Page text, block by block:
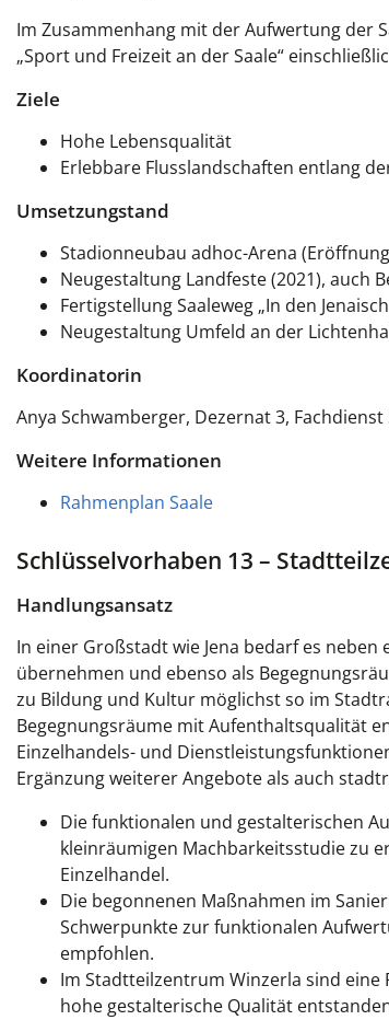
Im Zusammenhang mit der Aufwertung der
„Sport und Freizeit an der Saale“
Ziele
Hohe Lebensqualität
Erlebbare Flusslandschaften entlang
Umsetzungstand
Stadionneubau adhoc-Arena (Eröffnung
Neugestaltung Landfeste (2021), auch
Fertigstellung Saaleweg „In den
Neugestaltung Umfeld an der
Koordinatorin
Anya Schwamberger, Dezernat 3,
Weitere Informationen
Rahmenplan Saale
Schlüsselvorhaben 13 –
Handlungsansatz
In einer Großstadt wie Jena bedarf es
übernehmen und ebenso als
zu Bildung und Kultur möglichst so im
Begegnungsräume mit Aufenthaltsqualität
Einzelhandels- und
Ergänzung weiterer Angebote als auch
Die funktionalen und gestalterischen
kleinräumigen Machbarkeitsstudie zu
Einzelhandel.
Die begonnenen Maßnahmen im
Schwerpunkte zur funktionalen
empfohlen.
Im Stadtteilzentrum Winzerla sind eine
hohe gestalterische Qualität